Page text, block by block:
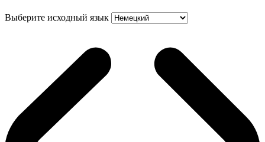
Выберите исходный язык